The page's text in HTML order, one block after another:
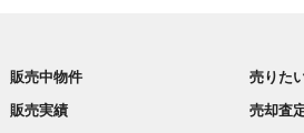
販売中物件
販売実績
売りた
売却査